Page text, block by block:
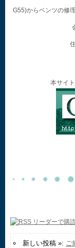
G55)からベンツの修
本サイ
新しい投稿 »: